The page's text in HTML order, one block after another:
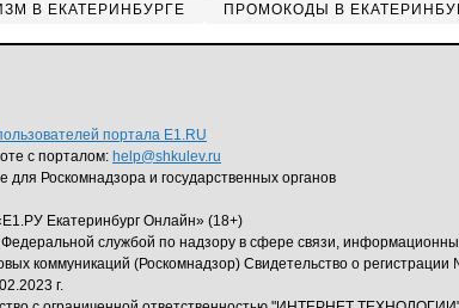
В ЕКАТЕРИНБУРГЕ ПРОМОКОДЫ В
портала E1.RU
с порталом: help@shkulev.ru
для Роскомнадзора и государственных органов
Екатеринбург Онлайн» (18+)
Федеральной службой по надзору в сфере связи,
коммуникаций (Роскомнадзор) Свидетельство о регистрации
г.